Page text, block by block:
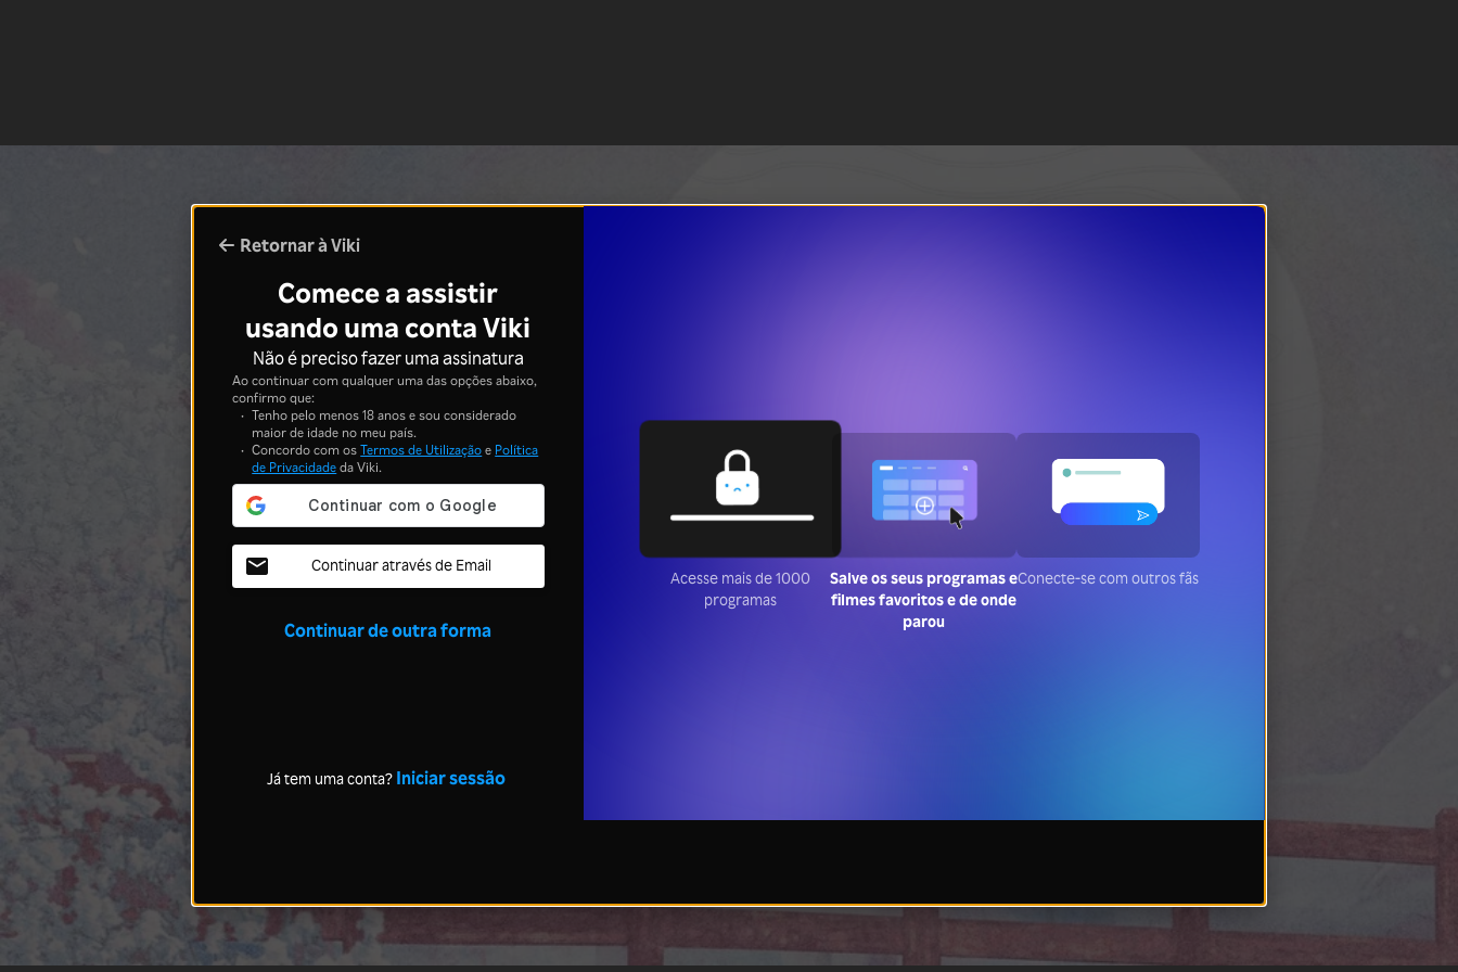
Retornar à Viki
Comece a assistir
usando uma conta Viki
Não é preciso fazer uma assinatura
Ao continuar com qualquer uma das opções abaixo,
confirmo que:
Tenho pelo menos 18 anos e sou considerado
maior de idade no meu país.
Concordo com osTermos de Utilizaçãoe Política
de Privacidadeda Viki.
Continuar através de Email
Continuar de outra forma
Já tem uma conta? Iniciar sessão
Acesse mais de 1000
programas
Salve os seus programas e
filmes favoritos e de onde
parou
Conecte-se com outros fãs